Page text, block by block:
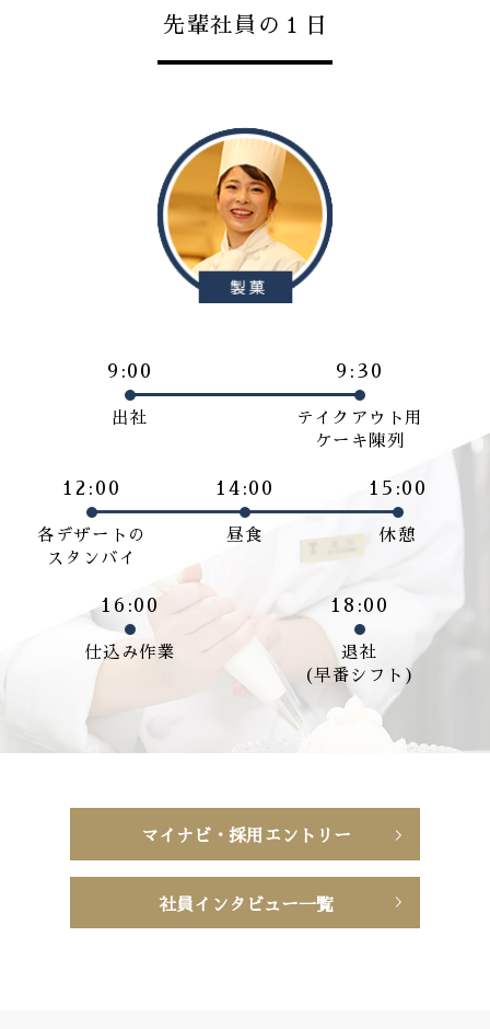
先輩社員の１日
9:00
出社
9:30
テイクアウト用
ケーキ陳列
12:00
各デザートの
スタンバイ
14:00
昼食
15:00
休憩
16:00
仕込み作業
18:00
退社
(早番シフト)
マイナビ・採用エントリー
社員インタビュー一覧